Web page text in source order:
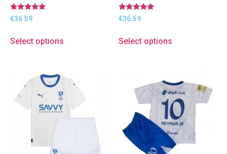
Ocenjeno
5.00
€36.59
Select options
Ocenjeno
5.00
€36.59
Select options